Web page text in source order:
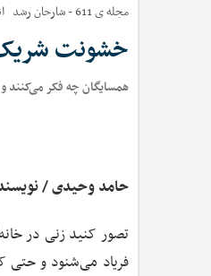
مجله ی 611 - شارحان رشد
خشونت
همسایگان چه فکر می‌کنند
حامد وحیدی /
تصور کنید زنی در
فریاد می‌شنود و حتی